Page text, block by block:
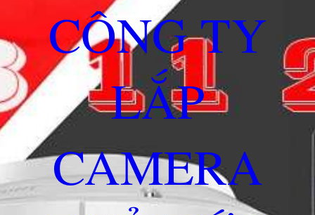
CÔNG TY
LẮP
CAMERA